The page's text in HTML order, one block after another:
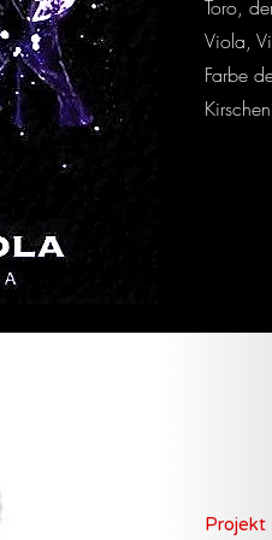
Toro,
Viola,
Farbe
Projekt